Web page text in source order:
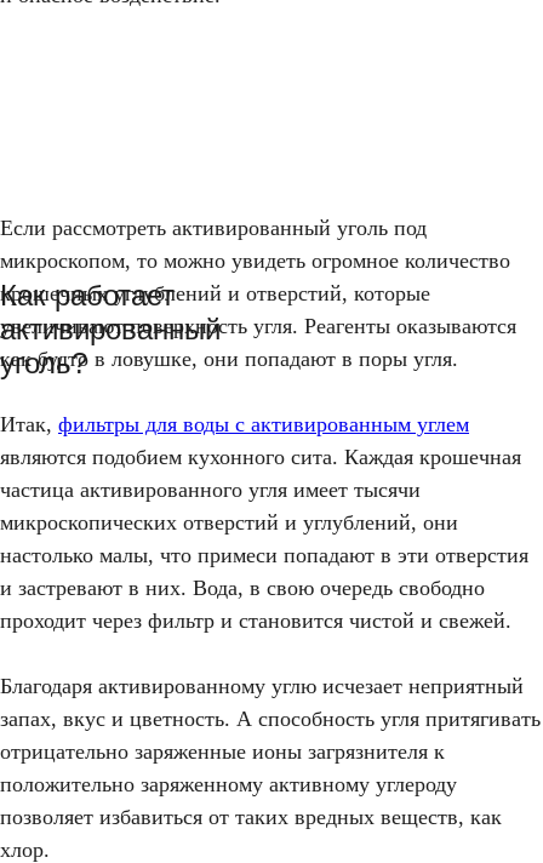
Как работает
активированный
уголь?
Если рассмотреть активированный уголь под
микроскопом, то можно увидеть огромное количество
крошечных углублений и отверстий, которые
увеличивают поверхность угля. Реагенты оказываются
как будто в ловушке, они попадают в поры угля.
Итак, фильтры для воды с активированным углем
являются подобием кухонного сита. Каждая крошечная
частица активированного угля имеет тысячи
микроскопических отверстий и углублений, они
настолько малы, что примеси попадают в эти отверстия
и застревают в них. Вода, в свою очередь свободно
проходит через фильтр и становится чистой и свежей.
Благодаря активированному углю исчезает неприятный
запах, вкус и цветность. А способность угля притягивать
отрицательно заряженные ионы загрязнителя к
положительно заряженному активному углероду
позволяет избавиться от таких вредных веществ, как
хлор.